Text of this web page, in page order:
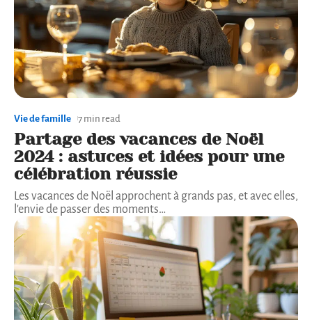
Vie de famille 7 min read
Partage des vacances de Noël
2024 : astuces et idées pour une
célébration réussie
Les vacances de Noël approchent à grands pas, et avec elles,
l'envie de passer des moments…